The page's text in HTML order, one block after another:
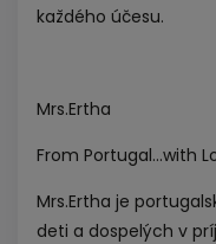
každého účesu.
Mrs.Ertha
From Portugal...with
Mrs.Ertha je
deti a dospelých v